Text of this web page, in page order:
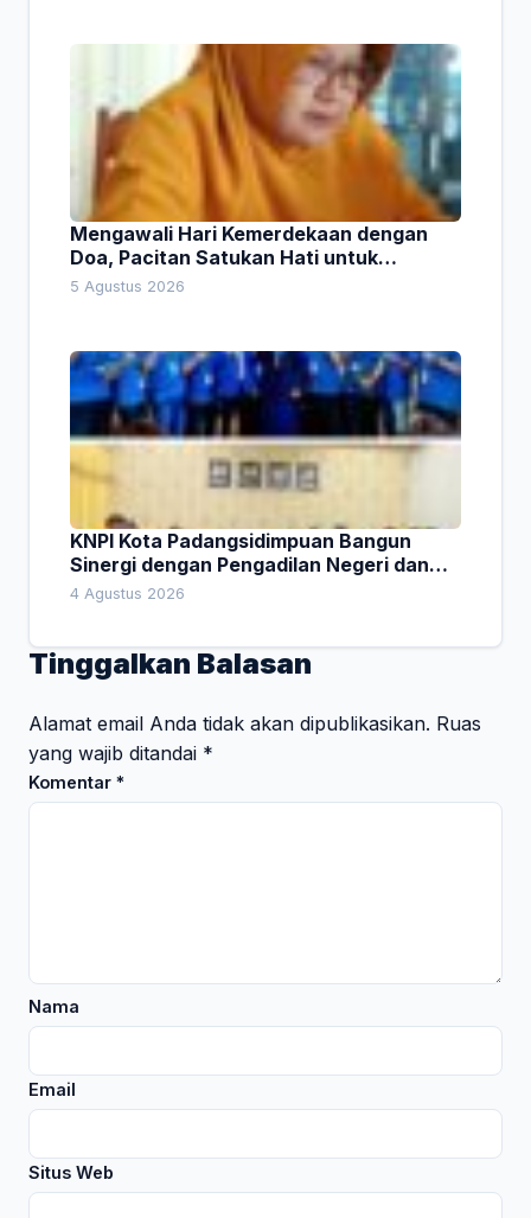
Mengawali Hari Kemerdekaan dengan
Doa, Pacitan Satukan Hati untuk
Indonesia
5 Agustus 2026
KNPI Kota Padangsidimpuan Bangun
Sinergi dengan Pengadilan Negeri dan
DPRD
4 Agustus 2026
Tinggalkan Balasan
Alamat email Anda tidak akan dipublikasikan. Ruas
yang wajib ditandai *
Komentar *
Nama
Email
Situs Web